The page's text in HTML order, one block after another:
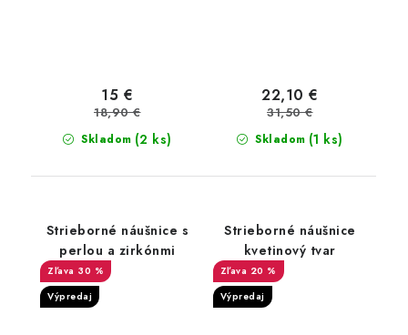
Skladom (2 ks)
15 €
18,90 €
Skladom (1 ks)
22,10 €
31,50 €
Strieborné náušnice s
perlou a zirkónmi
30 %
Výpredaj
Strieborné náušnice
kvetinový tvar
20 %
Výpredaj